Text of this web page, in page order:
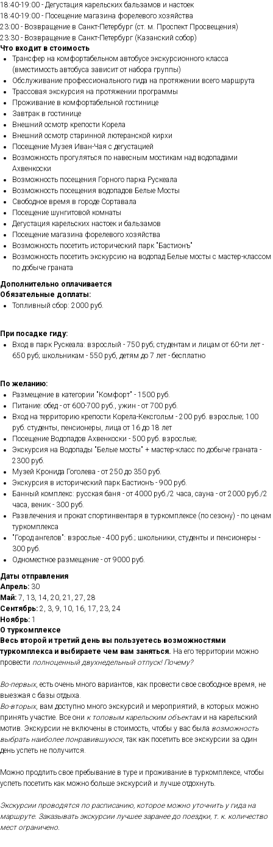
18:40-19:00 - Дегустация карельских бальзамов и настоек
18:40-19:00 - Посещение магазина форелевого хозяйства
23:00 - Возвращение в Санкт-Петербург (ст. м. Проспект Просвещения)
23:30 - Возвращение в Санкт-Петербург (Казанский собор)
Что входит в стоимость
Трансфер на комфортабельном автобусе экскурсионного класса
(вместимость автобуса зависит от набора группы)
Обслуживание профессионального гида на протяжении всего маршрута
Трассовая экскурсия на протяжении программы
Проживание в комфортабельной гостинице
Завтрак в гостинице
Внешний осмотр крепости Корела
Внешний осмотр старинной лютеранской кирхи
Посещение Музея Иван-Чая с дегустацией
Возможность прогуляться по навесным мостикам над водопадами
Ахвенкоски
Возможность посещения Горного парка Рускеала
Возможность посещения водопадов Белые Мосты
Свободное время в городе Сортавала
Посещение шунгитовой комнаты
Дегустация карельских настоек и бальзамов
Посещение магазина форелевого хозяйства
Возможность посетить исторический парк "Бастионъ"
Возможность посетить экскурсию на водопад Белые мосты с мастер-классом
по добыче граната
Дополнительно оплачивается
Обязательные доплаты:
Топливный сбор: 2000 руб.
При посадке гиду:
Вход в парк Рускеала: взрослый - 750 руб; студентам и лицам от 60-ти лет -
650 руб; школьникам - 550 руб, детям до 7 лет - бесплатно
По желанию:
Размещение в категории "Комфорт" - 1500 руб.
Питание: обед - от 600-700 руб., ужин - от 700 руб.
Вход на территорию крепости Корела-Кексгольм - 200 руб. взрослые; 100
руб. студенты, пенсионеры, лица от 16 до 18 лет
Посещение Водопадов Ахвенкоски - 500 руб. взрослые;
Экскурсия на Водопады "Белые мосты" + мастер-класс по добыче граната -
2300 руб.
Музей Кронида Гоголева - от 250 до 350 руб.
Экскурсия в исторический парк Бастионъ - 900 руб.
Банный комплекс: русская баня - от 4000 руб./2 часа, сауна - от 2000 руб./2
часа, веник - 300 руб.
Развлечения и прокат спортинвентаря в туркомплексе (по сезону) - по ценам
туркомплекса
"Город ангелов": взрослые - 400 руб.; школьники, студенты и пенсионеры -
300 руб.
Одноместное размещение - от 9000 руб.
Даты отправления
Апрель: 30
Май: 7, 13, 14, 20, 21, 27, 28
Сентябрь: 2, 3, 9, 10, 16, 17, 23, 24
Ноябрь: 1
О туркомплексе
Весь второй и третий день вы пользуетесь возможностями
туркомплекса и выбираете чем вам заняться. На его территории можно
провести полноценный двухнедельный отпуск! Почему?
Во-первых, есть очень много вариантов, как провести свое свободное время, не
выезжая с базы отдыха.
Во-вторых, вам доступно много экскурсий и мероприятий, в которых можно
принять участие. Все они к топовым карельским объектами на карельский
мотив. Экскурсии не включены в стоимость, чтобы у вас была возможность
выбрать наиболее понравившуюся, так как посетить все экскурсии за один
день успеть не получится.
Можно продлить свое пребывание в туре и проживание в туркомплексе, чтобы
успеть посетить как можно больше экскурсий и лучше отдохнуть.
Экскурсии проводятся по расписанию, которое можно уточнить у гида на
маршруте. Заказывать экскурсии лучшее заранее до поездки, т. к. количество
мест ограничено.